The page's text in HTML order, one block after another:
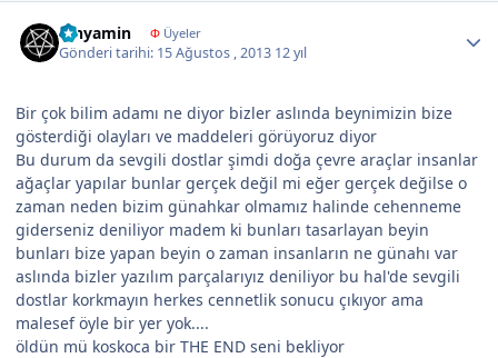
binyamin ΦÜyeler
Gönderi tarihi: 15 Ağustos , 2013 12 yıl
Bir çok bilim adamı ne diyor bizler aslında beynimizin bize
gösterdiği olayları ve maddeleri görüyoruz diyor
Bu durum da sevgili dostlar şimdi doğa çevre araçlar insanlar
ağaçlar yapılar bunlar gerçek değil mi eğer gerçek değilse o
zaman neden bizim günahkar olmamız halinde cehenneme
giderseniz deniliyor madem ki bunları tasarlayan beyin
bunları bize yapan beyin o zaman insanların ne günahı var
aslında bizler yazılım parçalarıyız deniliyor bu hal'de sevgili
dostlar korkmayın herkes cennetlik sonucu çıkıyor ama
malesef öyle bir yer yok....
öldün mü koskoca bir THE END seni bekliyor